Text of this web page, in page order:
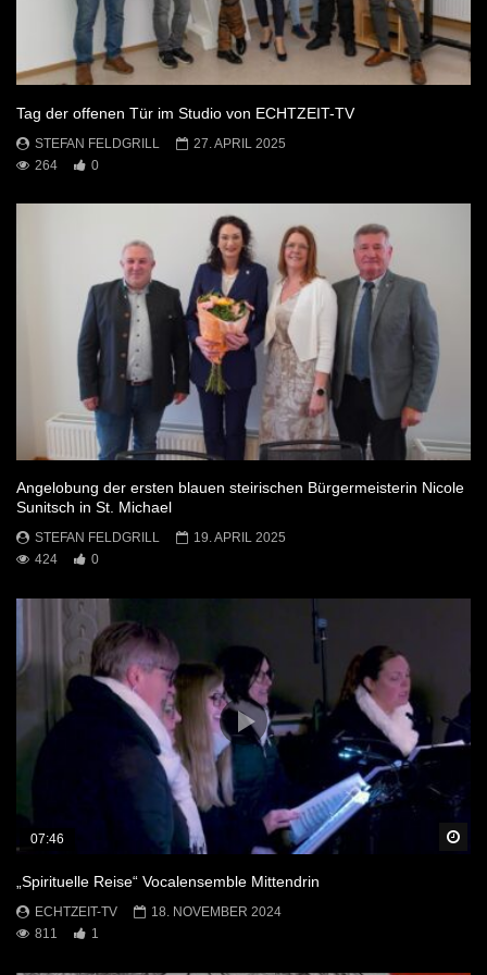
Tag der offenen Tür im Studio von ECHTZEIT-TV
STEFAN FELDGRILL
27. APRIL 2025
264
0
Angelobung der ersten blauen steirischen Bürgermeisterin Nicole
Sunitsch in St. Michael
STEFAN FELDGRILL
19. APRIL 2025
424
0
07:46
„Spirituelle Reise“ Vocalensemble Mittendrin
ECHTZEIT-TV
18. NOVEMBER 2024
811
1